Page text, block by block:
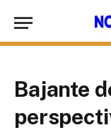
Bajante